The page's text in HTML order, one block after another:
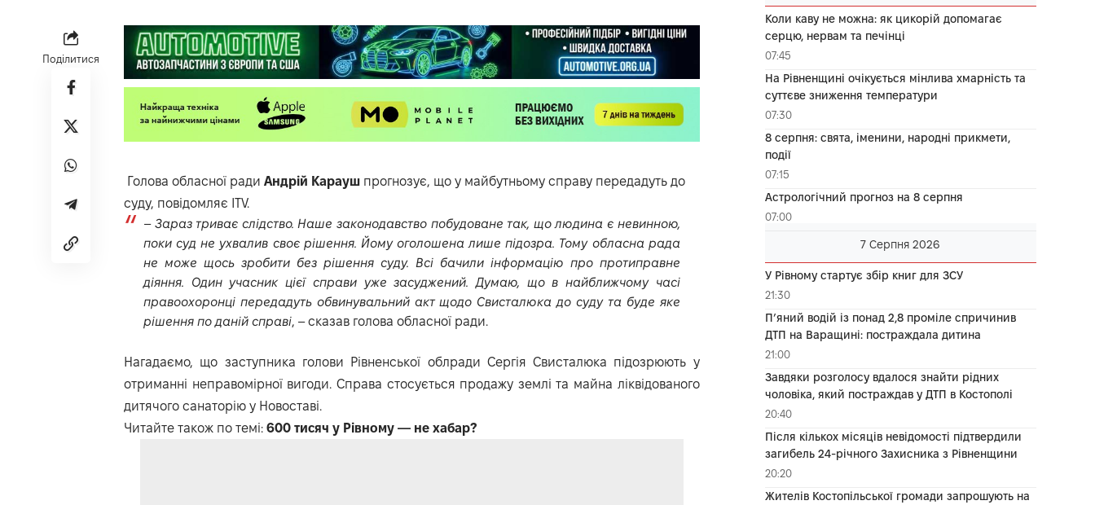
Поділитися
Голова обласної ради Андрій Карауш прогнозує, що у майбутньому справу передадуть до
суду, повідомляє ITV.
– Зараз триває слідство. Наше законодавство побудоване так, що людина є невинною,
поки суд не ухвалив своє рішення. Йому оголошена лише підозра. Тому обласна рада
не може щось зробити без рішення суду. Всі бачили інформацію про протиправне
діяння. Один учасник цієї справи уже засуджений. Думаю, що в найближчому часі
правоохоронці передадуть обвинувальний акт щодо Свисталюка до суду та буде яке
рішення по даній справі, – сказав голова обласної ради.
Нагадаємо, що заступника голови Рівненської облради Сергія Свисталюка підозрюють у
отриманні неправомірної вигоди. Справа стосується продажу землі та майна ліквідованого
дитячого санаторію у Новоставі.
Читайте також по темі: 600 тисяч у Рівному — не хабар?
Коли каву не можна: як цикорій допомагає
серцю, нервам та печінці
07:45
На Рівненщині очікується мінлива хмарність та
суттєве зниження температури
07:30
8 серпня: свята, іменини, народні прикмети,
події
07:15
Астрологічний прогноз на 8 серпня
07:00
7 Серпня 2026
У Рівному стартує збір книг для ЗСУ
21:30
П’яний водій із понад 2,8 проміле спричинив
ДТП на Варащині: постраждала дитина
21:00
Завдяки розголосу вдалося знайти рідних
чоловіка, який постраждав у ДТП в Костополі
20:40
Після кількох місяців невідомості підтвердили
загибель 24-річного Захисника з Рівненщини
20:20
Жителів Костопільської громади запрошують на